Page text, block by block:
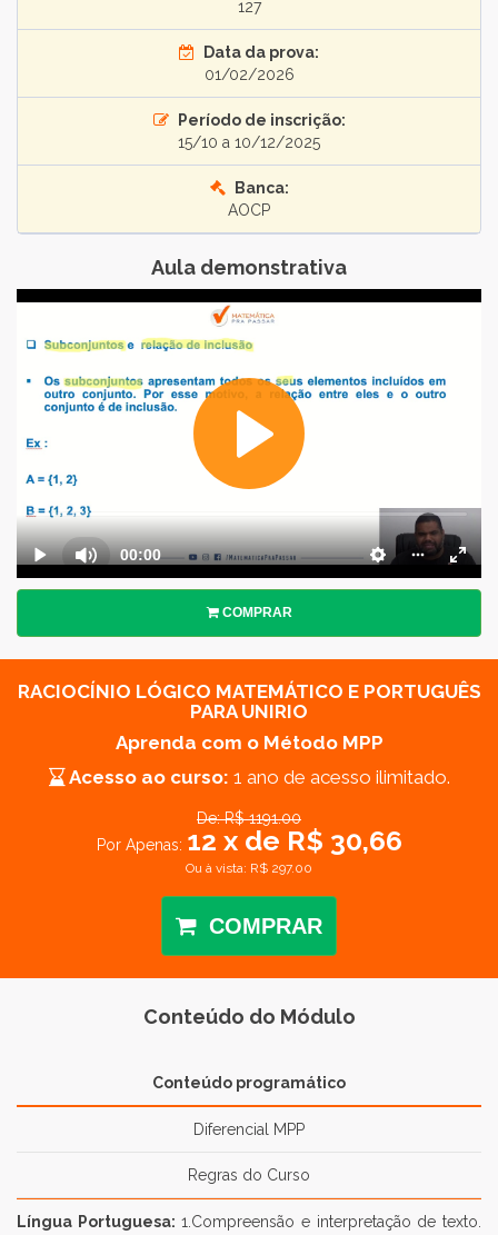
127
Data da prova:
01/02/2026
Período de inscrição:
15/10 a 10/12/2025
Banca:
AOCP
Aula demonstrativa
COMPRAR
RACIOCÍNIO LÓGICO MATEMÁTICO E PORTUGUÊS
PARA UNIRIO
Aprenda com o Método MPP
Acesso ao curso: 1 ano de acesso ilimitado.
De: R$ 1191.00
Por Apenas: 12 x de R$ 30,66
Ou à vista: R$ 297.00
COMPRAR
Conteúdo do Módulo
Conteúdo programático
Diferencial MPP
Regras do Curso
Língua Portuguesa: 1.Compreensão e interpretação de texto.